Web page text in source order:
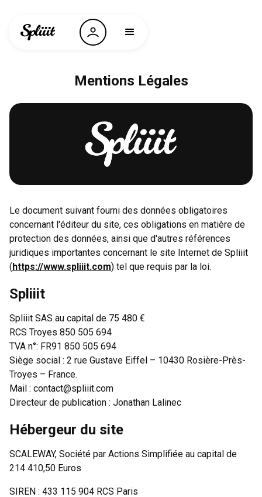
Mentions Légales
Le document suivant fourni des données obligatoires
concernant l'éditeur du site, ces obligations en matière de
protection des données, ainsi que d'autres références
juridiques importantes concernant le site Internet de Spliiit
(https://www.spliiit.com) tel que requis par la loi.
Spliiit
Spliiit SAS au capital de 75 480 €
RCS Troyes 850 505 694
TVA n°: FR91 850 505 694
Siège social : 2 rue Gustave Eiffel – 10430 Rosière-Près-
Troyes – France.
Mail : contact@spliiit.com
Directeur de publication : Jonathan Lalinec
Hébergeur du site
SCALEWAY, Société par Actions Simplifiée au capital de
214 410,50 Euros
SIREN : 433 115 904 RCS Paris